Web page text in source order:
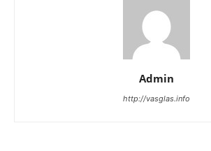
Admin
http://vasglas.info